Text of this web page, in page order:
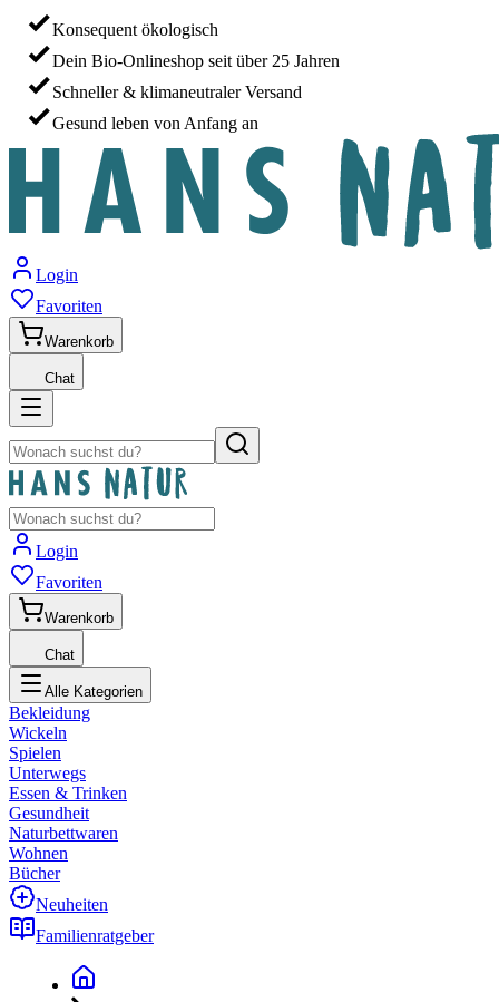
Konsequent ökologisch
Dein Bio-Onlineshop seit über 25 Jahren
Schneller & klimaneutraler Versand
Gesund leben von Anfang an
Login
Favoriten
Warenkorb
Chat
Login
Favoriten
Warenkorb
Chat
Alle Kategorien
Bekleidung
Wickeln
Spielen
Unterwegs
Essen & Trinken
Gesundheit
Naturbettwaren
Wohnen
Bücher
Neuheiten
Familienratgeber